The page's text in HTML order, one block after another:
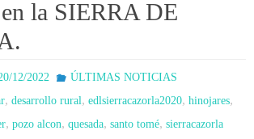
la SIERRA DE
12/2022
ÚLTIMAS NOTICIAS
,desarrollo rural,edlsierracazorla2020,hinojares,
, pozo alcon, quesada, santo tomé, sierracazorla